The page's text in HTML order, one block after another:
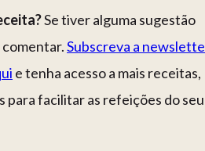
Se tiver alguma sugestão
comentar.Subscreva a
e tenha acesso a mais receitas,
para facilitar as refeições do seu